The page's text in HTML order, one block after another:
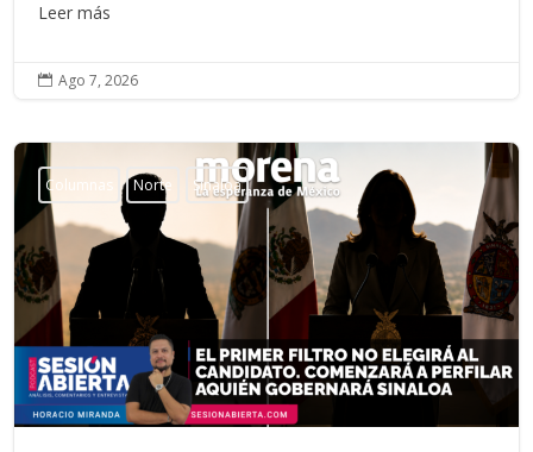
Leer más
 Ago 7, 2026
Columnas Norte Sinaloa